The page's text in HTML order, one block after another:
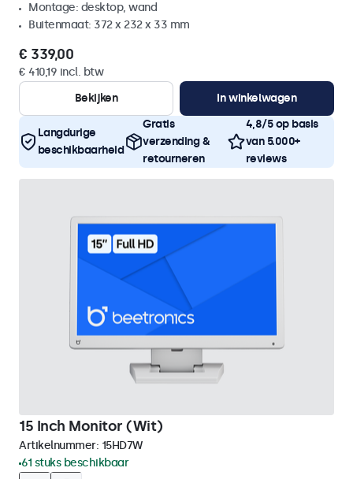
Montage: desktop, wand
Buitenmaat: 372 x 232 x 33 mm
€ 339,00
€ 410,19 incl. btw
Bekijken
In winkelwagen
Langdurige
beschikbaarheid
Gratis
verzending &
retourneren
4,8/5 op basis
van 5.000+
reviews
15 Inch Monitor (Wit)
Artikelnummer: 15HD7W
61 stuks beschikbaar